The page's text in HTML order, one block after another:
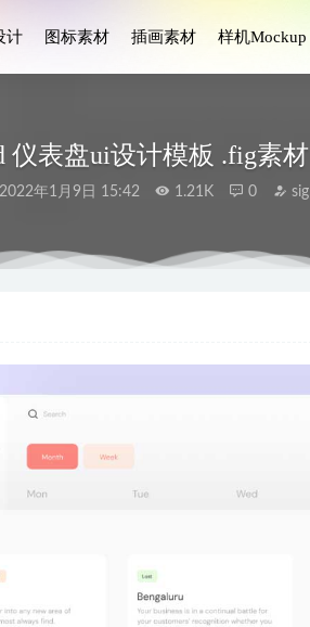
计 图标素材 插画素材 样机Mockup
仪表盘ui设计模板 .fig素材
2022年1月9日 15:42 1.21K 0 sig
设计 .fig素材 2022-01-28
素材